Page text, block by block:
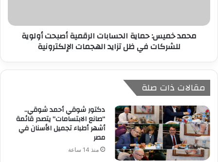
محمد خميس: حماية الحسابات الرقمية أصبحت أولوية
للشركات في ظل تزايد الهجمات الإلكترونية
مقالات ذات صلة
دكتور شوقي أحمد شوقي..
“صانع الابتسامات” يتصدر قائمة
أشهر أطباء تجميل الأسنان في
مصر
منذ 14 ساعة